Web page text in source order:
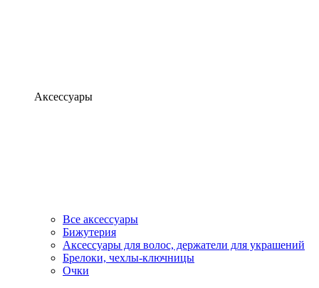
Аксессуары
Все аксессуары
Бижутерия
Аксессуары для волос, держатели для украшений
Брелоки, чехлы-ключницы
Очки